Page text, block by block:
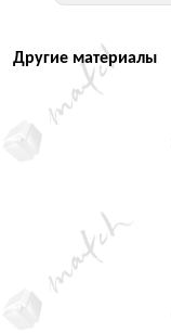
Другие материалы